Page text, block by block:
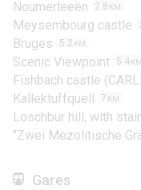
Noumerleeën 2.8 KM
Meysembourg castle
Bruges 5.2 KM
Scenic Viewpoint 5.4 KM
Fishbach castle
Kallektuffquell 7 KM
Loschbur hill, with
"Zwei Mezolitische
Gares